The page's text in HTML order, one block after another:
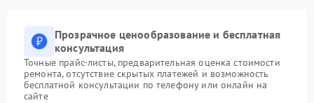
Прозрачное ценообразование и бесплатная
консультация
Точные прайс-листы, предварительная оценка стоимости
ремонта, отсутствие скрытых платежей и возможность
бесплатной консультации по телефону или онлайн на
сайте